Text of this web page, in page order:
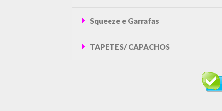
Squeeze e Garrafas
TAPETES/ CAPACHOS